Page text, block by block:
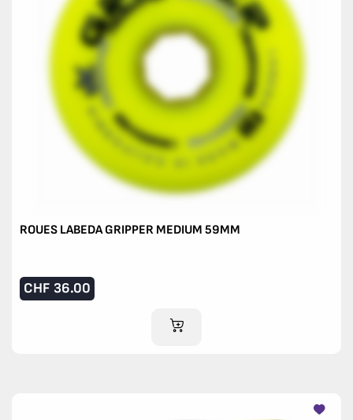
ROUES LABEDA GRIPPER MEDIUM 59MM
CHF 36.00
AJOUTER AU PANIER